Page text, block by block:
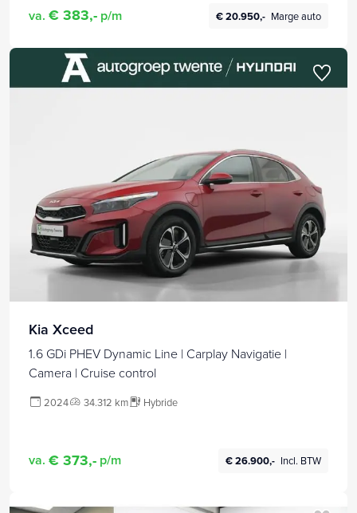
va. € 383,- p/m € 20.950,- Marge auto
Kia Xceed
1.6 GDi PHEV Dynamic Line | Carplay Navigatie |
Camera | Cruise control
2024 34.312 km Hybride
va. € 373,- p/m € 26.900,- Incl. BTW